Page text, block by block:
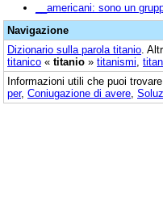
__americani: sono un
Navigazione
Dizionario sulla parola titanio .
titanico « titanio » titanismi
Informazioni utili che puoi
per, Coniugazione di avere